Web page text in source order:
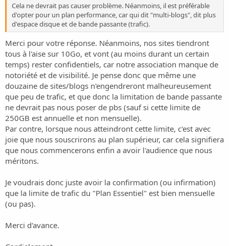
Cela ne devrait pas causer problème. Néanmoins, il est préférable
d'opter pour un plan performance, car qui dit "multi-blogs", dit plus
d'espace disque et de bande passante (trafic).
Merci pour votre réponse. Néanmoins, nos sites tiendront
tous à l'aise sur 10Go, et vont (au moins durant un certain
temps) rester confidentiels, car notre association manque de
notoriété et de visibilité. Je pense donc que même une
douzaine de sites/blogs n'engendreront malheureusement
que peu de trafic, et que donc la limitation de bande passante
ne devrait pas nous poser de pbs (sauf si cette limite de
250GB est annuelle et non mensuelle).
Par contre, lorsque nous atteindront cette limite, c'est avec
joie que nous souscrirons au plan supérieur, car cela signifiera
que nous commencerons enfin a avoir l'audience que nous
méritons.
Je voudrais donc juste avoir la confirmation (ou infirmation)
que la limite de trafic du "Plan Essentiel" est bien mensuelle
(ou pas).
Merci d'avance.